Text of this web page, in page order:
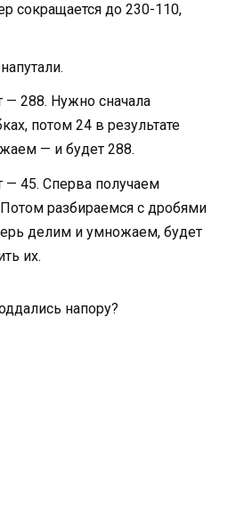
сокращается до 230-110,
— 288. Нужно сначала
потом 24 в результате
— и будет 288.
45. Сперва получаем
разбираемся с дробями
делим и умножаем, будет
их.
напору?